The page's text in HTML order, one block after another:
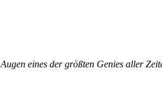
eines der größten Genies aller